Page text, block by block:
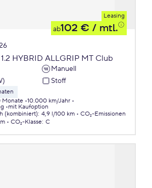
Leasing
ab102 € / mtl.
1.2 HYBRID ALLGRIP MT Club
Manuell
Stoff
Monate 10.000 km/Jahr
mit Kaufoption
(kombiniert): 4,9 l/100 km
CO₂-Emissionen
CO₂-Klasse: C